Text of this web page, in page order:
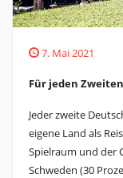
7. Mai 2021
Für jeden
Jeder zweite
eigene Land als
Spielraum und der
Schweden (30